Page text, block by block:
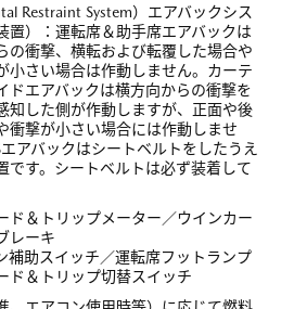
Restraint System）エアバックシス
置）：運転席＆助手席エアバックは
の衝撃、横転および転覆した場合や
小さい場合は作動しません。カーテ
ドエアバックは横方向からの衝撃を
知した側が作動しますが、正面や後
衝撃が小さい場合には作動しませ
エアバックはシートベルトをしたうえ
です。シートベルトは必ず装着して
ド＆トリップメーター／ウインカー
レーキ
補助スイッチ／運転席フットランプ
ド＆トリップ切替スイッチ